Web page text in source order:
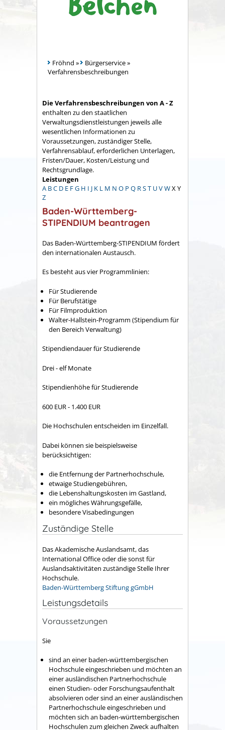
Fröhnd » Bürgerservice»
Verfahrensbeschreibungen
Die Verfahrensbeschreibungen von A - Z
enthalten zu den staatlichen
Verwaltungsdienstleistungen jeweils alle
wesentlichen Informationen zu
Voraussetzungen, zuständiger Stelle,
Verfahrensablauf, erforderlichen Unterlagen,
Fristen/Dauer, Kosten/Leistung und
Rechtsgrundlage.
Leistungen
A BC D E FG H I J K L M N O P Q RST UVWX Y
Z
Baden-Württemberg-
STIPENDIUM beantragen
Das Baden-Württemberg-STIPENDIUM fördert
den internationalen Austausch.
Es besteht aus vier Programmlinien:
Für Studierende
Für Berufstätige
Für Filmproduktion
Walter-Hallstein-Programm (Stipendium für
den Bereich Verwaltung)
Stipendiendauer für Studierende
Drei - elf Monate
Stipendienhöhe für Studierende
600 EUR - 1.400 EUR
Die Hochschulen entscheiden im Einzelfall.
Dabei können sie beispielsweise
berücksichtigen:
die Entfernung der Partnerhochschule,
etwaige Studiengebühren,
die Lebenshaltungskosten im Gastland,
ein mögliches Währungsgefälle,
besondere Visabedingungen
Zuständige Stelle
Das Akademische Auslandsamt, das
International Office oder die sonst für
Auslandsaktivitäten zuständige Stelle Ihrer
Hochschule.
Baden-Württemberg Stiftung gGmbH
Leistungsdetails
Voraussetzungen
Sie
sind an einer baden-württembergischen
Hochschule eingeschrieben und möchten an
einer ausländischen Partnerhochschule
einen Studien- oder Forschungsaufenthalt
absolvieren oder sind an einer ausländischen
Partnerhochschule eingeschrieben und
möchten sich an baden-württembergischen
Hochschulen zum gleichen Zweck aufhalten